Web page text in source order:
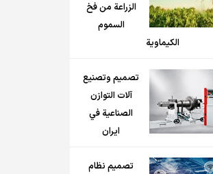
الزراعة من فخ
السموم
الكيماوية
تصميم وتصنيع
آلات التوازن
الصناعية في
ايران
تصميم نظام